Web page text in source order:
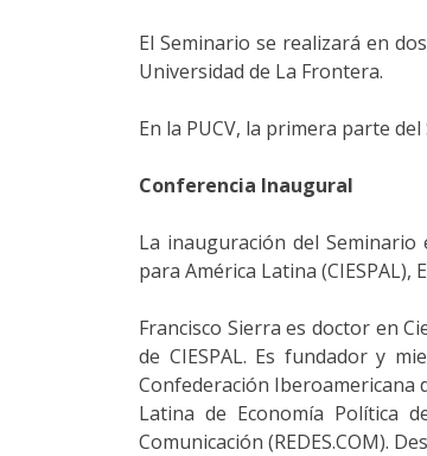
El Seminario se realizará en
Universidad de La Frontera.
En la PUCV, la primera parte
Conferencia Inaugural
La inauguración del
para América Latina (CIESPAL),
Francisco Sierra es doctor en
de CIESPAL. Es fundador y
Confederación Iberoamericana
Latina de Economía Política
Comunicación (REDES.COM).